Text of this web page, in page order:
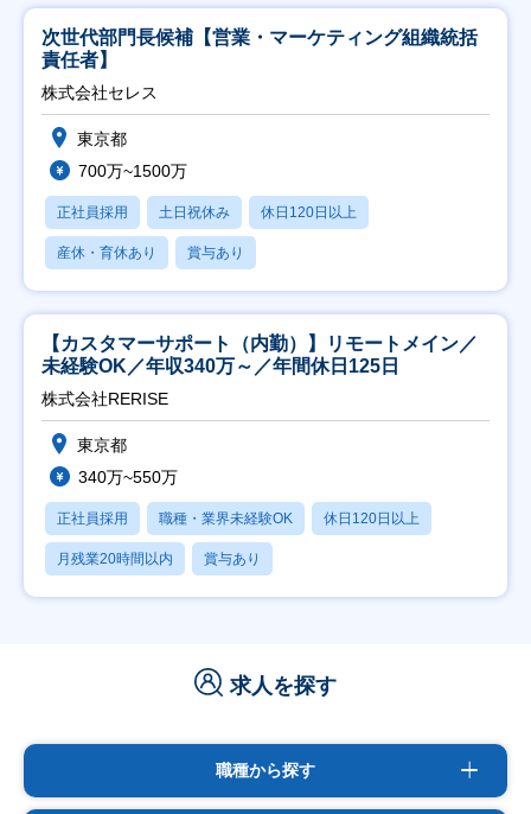
次世代部門長候補【営業・マーケティング組織統括
責任者】
株式会社セレス
東京都
700万~1500万
正社員採用 土日祝休み 休日120日以上
産休・育休あり 賞与あり
【カスタマーサポート（内勤）】リモートメイン／
未経験OK／年収340万～／年間休日125日
株式会社RERISE
東京都
340万~550万
正社員採用 職種・業界未経験OK 休日120日以上
月残業20時間以内 賞与あり
求人を探す
職種から探す